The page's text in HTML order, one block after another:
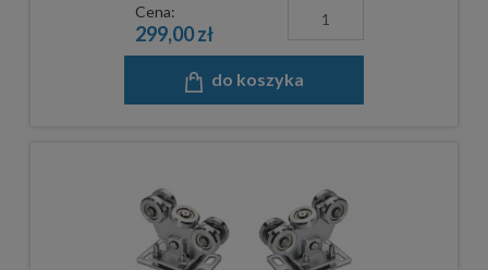
Cena:
299,00 zł
do koszyka